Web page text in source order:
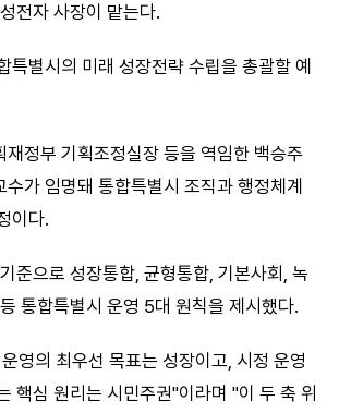
전자 사장이 맡는다.
특별시의 미래 성장전략 수립을 총괄할 예
재정부 기획조정실장 등을 역임한 백승주
가 임명돼 통합특별시 조직과 행정체계
이다.
준으로 성장통합, 균형통합, 기본사회, 녹
통합특별시 운영 5대 원칙을 제시했다.
영의 최우선 목표는 성장이고, 시정 운영
핵심 원리는 시민주권"이라며 "이 두 축 위